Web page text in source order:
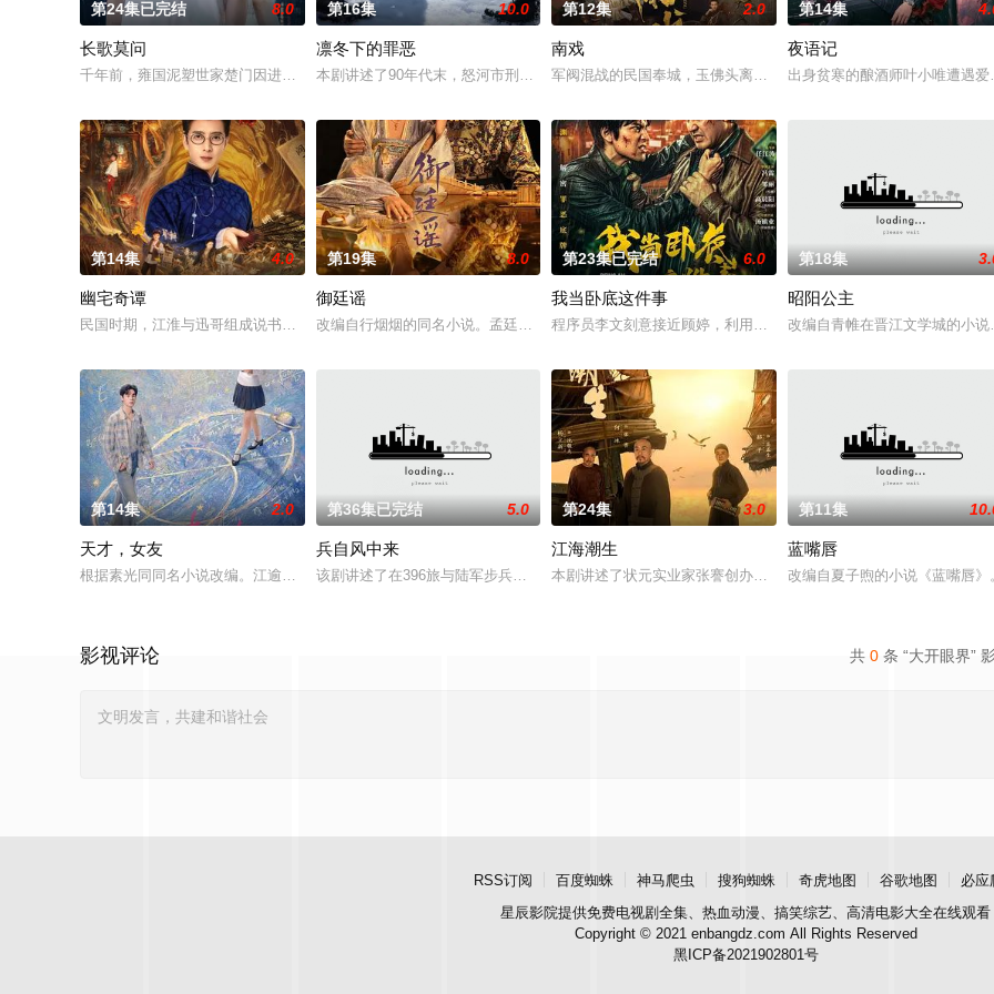
第24集已完结 8.0
长歌莫问
千年前，雍国泥塑世家楚门因进贡的“十二生肖”离奇流血炸裂，惨遭满门流放，楚父以死鸣冤。楚家大小姐楚梓鸢带着滔天恨意，在屠刀落地的瞬
第16集 10.0
凛冬下的罪恶
本剧讲述了90年代末，怒河市刑侦支队在无普及监控、无DNA鉴定技术的支持下，通过摸排、勘查等传统
第12集 2.0
南戏
军阀混战的民国奉城，玉佛头离奇失窃，戏班主横尸戏台，将冷血
第14集
夜语记
出身贫寒的酿酒师叶小唯遭遇
第14集 4.0
幽宅奇谭
民国时期，江淮与迅哥组成说书班子，偶遇“白天人住屋，晚上鬼占房”的阴阳宅，江淮被掳走配“阴婚”。他与女探长穆英搭档，侦破阎王娶亲、五
第19集 8.0
御廷谣
改编自行烟烟的同名小说。孟廷辉，大平王朝有史以来个以女子进士科三元及第入翰林院的奇女子。十年
第23集已完结 6.0
我当卧底这件事
程序员李文刻意接近顾婷，利用顾炎女儿奴的属性，请求老炮儿顾
第18集
昭阳公主
改编自青帷在晋江文学城的小说
第14集 2.0
天才，女友
根据素光同同名小说改编。江逾白长大以后，林知夏忽然对他说：“江逾白，我喜欢你，哲学和生物学意义上的喜欢。”那个夜晚，他脸颊微热，还
第36集已完结 5.0
兵自风中来
该剧讲述了在396旅与陆军步兵学院联合举办的小型军事演习中，郭子剑因不满演习流于形式，假传指令要
第24集 3.0
江海潮生
本剧讲述了状元实业家张謇创办大生企业，实业报国的故事。甲午
第11集
蓝嘴唇
改编自夏子煦的小说《蓝嘴唇》。
共 0 条 “大开眼界”
影视评论
RSS订阅 百度蜘蛛 神马爬虫 搜狗蜘蛛 奇虎地图 谷歌地图
必应
星辰影院提供免费电视剧全集、热血动漫、搞笑综艺、高清电影大全在线观看
Copyright © 2021 enbangdz.com All Rights Reserved
黑ICP备2021902801号